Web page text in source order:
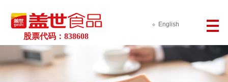
股票代码：838608
English